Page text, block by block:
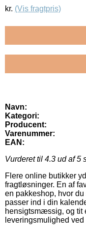
kr. (Vis fragtpris)
Navn:
Kategori:
Producent:
Varenummer:
EAN:
Vurderet til 4.3 ud af 5
Flere online butikker
fragtløsninger. En af
en pakkeshop, hvor
passer ind i din
hensigtsmæssig, og tit
leveringsmulighed ved